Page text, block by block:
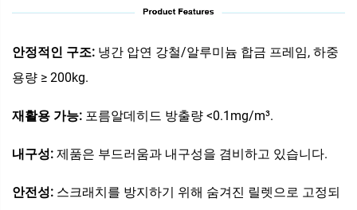
안정적인 구조: 냉간 압연 강철/알루미늄 합금 프레임, 하중
용량 ≥ 200kg.
재활용 가능: 포름알데히드 방출량 <0.1mg/m³.
내구성: 제품은 부드러움과 내구성을 겸비하고 있습니다.
안전성: 스크래치를 방지하기 위해 숨겨진 릴렛으로 고정되